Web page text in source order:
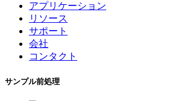
アプリケーション
リソース
サポート
会社
コンタクト
サンプル前処理